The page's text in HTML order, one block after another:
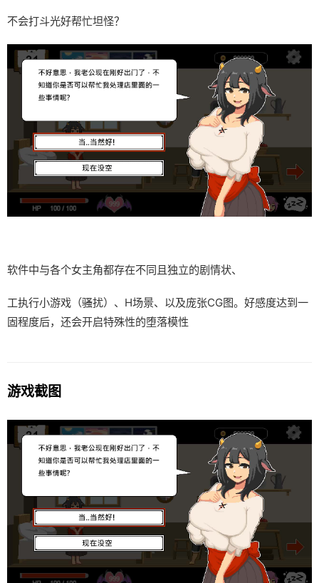
不会打斗光好帮忙坦怪？
软件中与各个女主角都存在不同且独立的剧情状、
工执行小游戏（骚扰）、H场景、以及庞张CG图。好感度达到一
固程度后，还会开启特殊性的堕落模性
游戏截图